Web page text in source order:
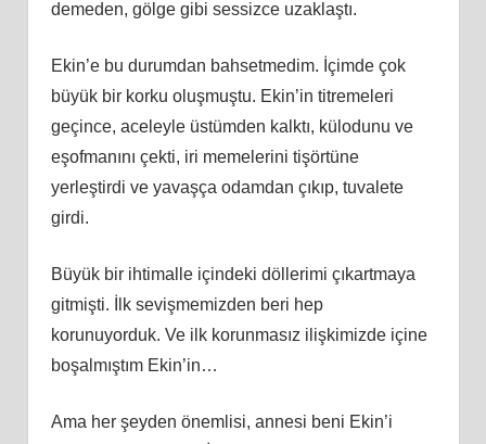
demeden, gölge gibi sessizce uzaklaştı.
Ekin’e bu durumdan bahsetmedim. İçimde çok
büyük bir korku oluşmuştu. Ekin’in titremeleri
geçince, aceleyle üstümden kalktı, külodunu ve
eşofmanını çekti, iri memelerini tişörtüne
yerleştirdi ve yavaşça odamdan çıkıp, tuvalete
girdi.
Büyük bir ihtimalle içindeki döllerimi çıkartmaya
gitmişti. İlk sevişmemizden beri hep
korunuyorduk. Ve ilk korunmasız ilişkimizde içine
boşalmıştım Ekin’in…
Ama her şeyden önemlisi, annesi beni Ekin’i